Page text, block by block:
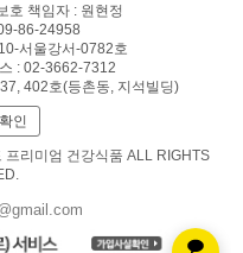
호 책임자 : 원현정
86-24958
서울강서-0782호
: 02-3662-7312
402호(등촌동, 지석빌딩)
인
리미엄 건강식품 ALL RIGHTS